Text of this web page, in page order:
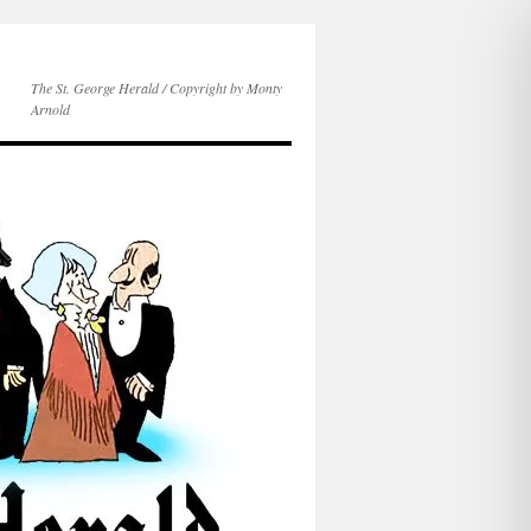
The St. George Herald / Copyright by Monty
Arnold